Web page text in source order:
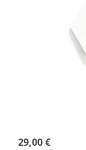
29,00 €